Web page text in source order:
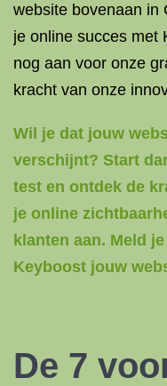
website bovenaan in
je online succes met
nog aan voor onze
kracht van onze
Wil je dat jouw
verschijnt? Start
test en ontdek de
je online
klanten aan. Meld
Keyboost jouw
De 7